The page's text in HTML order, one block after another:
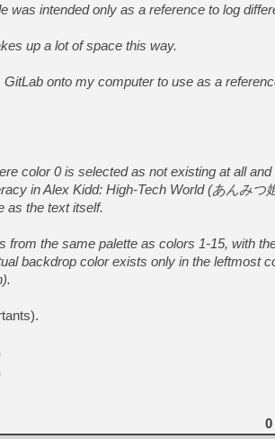
was intended only as a reference to log
up a lot of space this way.
onto my computer to use as a
color 0 is selected as not existing at all
in Alex Kidd: High-Tech World (あんみつ
as the text itself.
from the same palette as colors 1-15, with
backdrop color exists only in the leftmost
0